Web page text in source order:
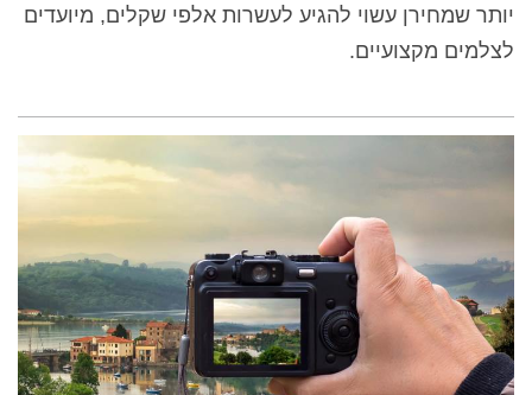
יותר שמחירן עשוי להגיע לעשרות אלפי שקלים, מיועדים
לצלמים מקצועיים.